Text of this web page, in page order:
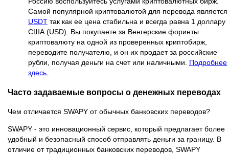
Самой популярной криптовалютой для перевода является
USDT так как ее цена стабильна и всегда равна 1 доллару
США (USD). Вы покупаете за Венгерские форинты
криптовалюту на одной из проверенных криптобирж,
переводите получателю, и он их продает за российские
рубли, получая деньги на счет или наличными. Подробнее
здесь.
Часто задаваемые вопросы о денежных переводах
Чем отличается SWAPY от обычных банковских переводов?
SWAPY - это инновационный сервис, который предлагает более
удобный и безопасный способ отправлять деньги за границу. В
отличие от традиционных банковских переводов, SWAPY